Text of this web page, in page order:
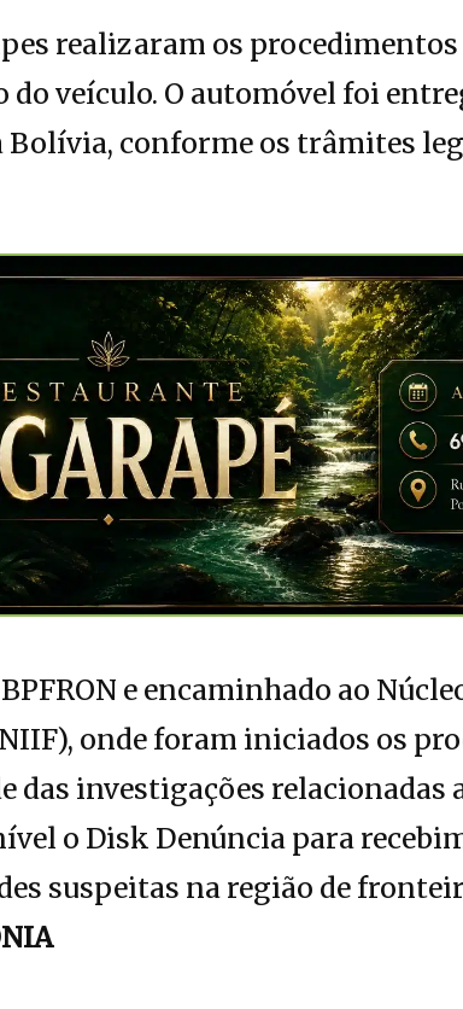
realizaram os
veículo. O automóvel foi
Bolívia, conforme os trâmites
e encaminhado ao
onde foram iniciados os
das investigações relacionadas
o Disk Denúncia para
suspeitas na região de